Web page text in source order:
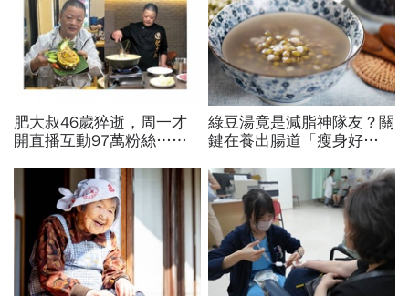
肥大叔46歲猝逝，周一才
開直播互動97萬粉絲…常
爆瘦有關？體重異常減輕9
警訊
綠豆湯竟是減脂神隊友？關
鍵在養出腸道「瘦身好
種方法「燃脂率大提升」